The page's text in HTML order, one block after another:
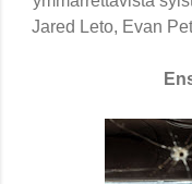
Jared Leto, Evan